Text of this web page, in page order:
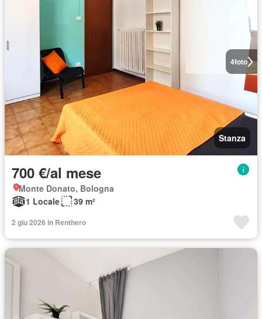
4foto
Stanza
700 €/al mese
Monte Donato, Bologna
1 Locale
39 m²
2 giu 2026 in Renthero